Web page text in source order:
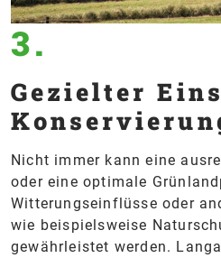
3.
Gezielter
Nicht immer kann eine
oder eine optimale
Witterungseinflüsse oder
wie beispielsweise
gewährleistet werden.